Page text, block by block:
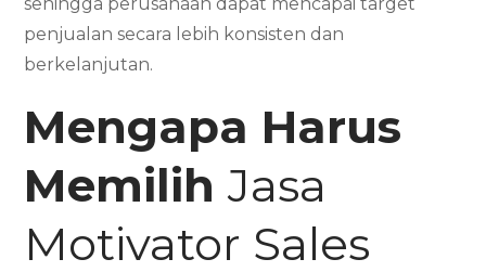
penjualan secara lebih konsisten dan
berkelanjutan.
Mengapa Harus
MemilihJasa
Motivator Sales